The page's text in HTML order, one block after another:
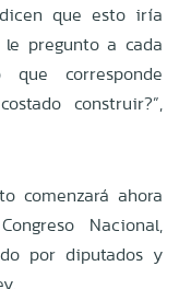
que esto iría
pregunto a cada
corresponde
construir?”,
comenzará ahora
Nacional,
por diputados y